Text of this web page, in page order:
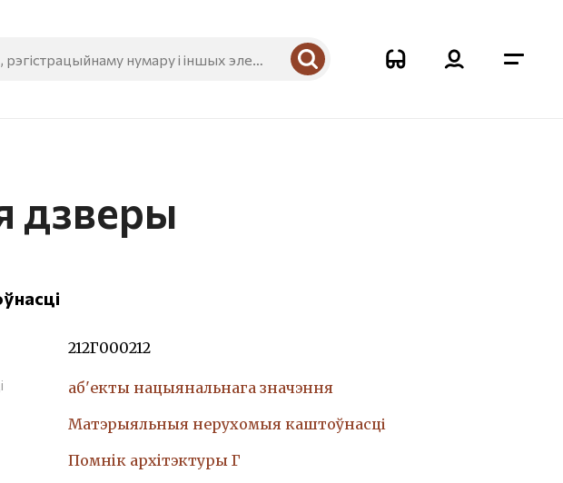
дзверы
212Г000212
аб'екты нацыянальнага значэння
Матэрыяльныя нерухомыя каштоўнасці
Помнiк архiтэктуры Г